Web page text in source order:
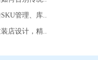
管理、库..
店设计，精..